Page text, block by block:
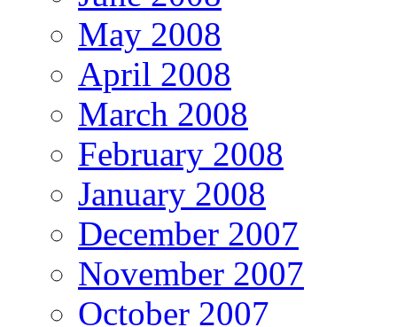
May 2008
April 2008
March 2008
February 2008
January 2008
December 2007
November 2007
October 2007